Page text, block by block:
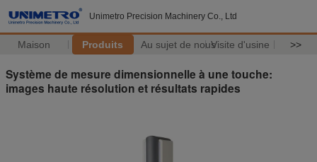
Unimetro Precision Machinery Co., Ltd
Maison Produits Au sujet de nousVisite d'usine >>
Système de mesure dimensionnelle à une touche:
images haute résolution et résultats rapides